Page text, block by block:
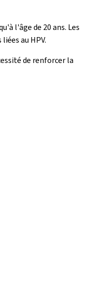
l'âge de 20 ans. Les
au HPV.
de renforcer la